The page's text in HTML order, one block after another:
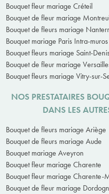
Bouquet fleur mariage Créteil
Bouquet de fleur mariage
Bouquet de fleurs mariage
Bouquet mariage Paris Intra-muros
Bouquet fleurs mariage Saint-Denis
Bouquet de fleur mariage
Bouquet fleurs mariage Vitry-sur-
NOS PRESTATAIRES
DANS LES
Bouquet de fleurs mariage Ariège
Bouquet de fleurs mariage Aude
Bouquet mariage Aveyron
Bouquet fleur mariage Charente
Bouquet fleur mariage Charente-
Bouquet de fleur mariage